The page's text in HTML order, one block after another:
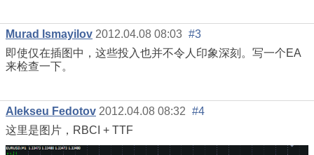
Murad Ismayilov 2012.04.08 08:03 #3
即使仅在插图中，这些投入也并不令人印象深刻。写一个EA
来检查一下。
Alekseu Fedotov 2012.04.08 08:32 #4
这里是图片，RBCI + TTF